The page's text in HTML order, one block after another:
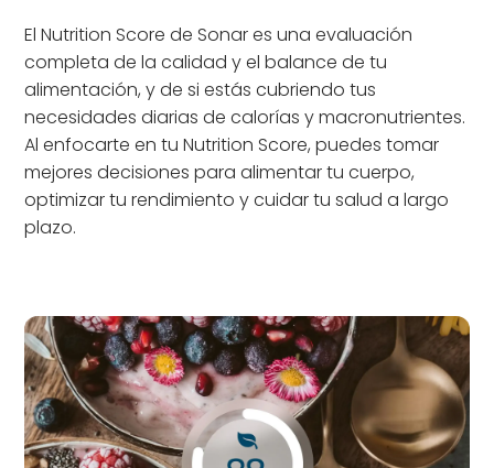
El Nutrition Score de Sonar es una evaluación
completa de la calidad y el balance de tu
alimentación, y de si estás cubriendo tus
necesidades diarias de calorías y macronutrientes.
Al enfocarte en tu Nutrition Score, puedes tomar
mejores decisiones para alimentar tu cuerpo,
optimizar tu rendimiento y cuidar tu salud a largo
plazo.